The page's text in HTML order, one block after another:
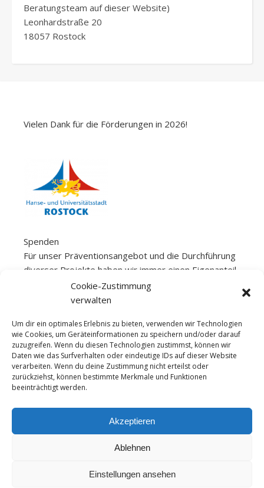
Cookie-Zustimmung
verwalten
Um dir ein optimales Erlebnis zu bieten, verwenden wir Technologien
wie Cookies, um Geräteinformationen zu speichern und/oder darauf
zuzugreifen. Wenn du diesen Technologien zustimmst, können wir
Daten wie das Surfverhalten oder eindeutige IDs auf dieser Website
verarbeiten. Wenn du deine Zustimmung nicht erteilst oder
zurückziehst, können bestimmte Merkmale und Funktionen
beeinträchtigt werden.
Akzeptieren
Ablehnen
Einstellungen ansehen
Beratungsteam auf dieser Website)
Leonhardstraße 20
18057 Rostock
Vielen Dank für die Förderungen in 2026!
Spenden
Für unser Präventionsangebot und die Durchführung
diverser Projekte haben wir immer einen Eigenanteil
aufzubringen. Diesen generieren wir unter anderem
aus Spenden. Der rat+tat e.V. ist als gemeinnützig
ausstellen. Bitte achte bei einer Überweisung darauf
als Überweisungszweck „Spende“ anzugeben und
uns deine Kontaktdaten mitzuteilen, wenn du eine
Spendenbescheinigung erhalten möchtest.
Spendenkonto
IBAN: DE07 1305 0000 0205 0020 64
Impressum